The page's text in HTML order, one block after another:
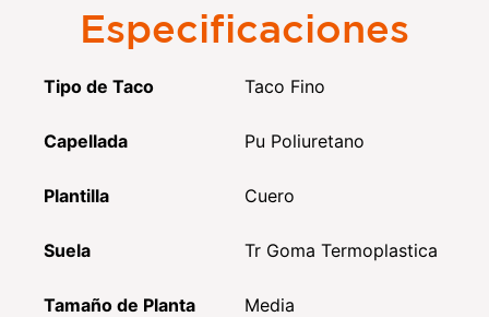
Especificaciones
Tipo de Taco Taco Fino
Capellada Pu Poliuretano
Plantilla Cuero
Suela Tr Goma Termoplastica
Tamaño de Planta Media